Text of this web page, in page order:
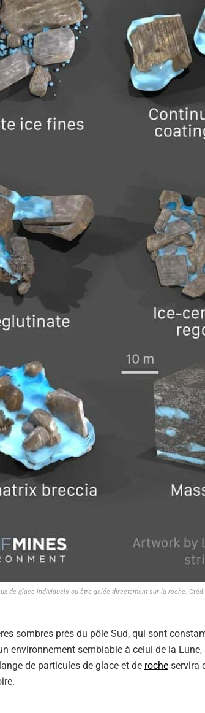
de glace individuels ou être gelée directement sur la roche.
sombres près du pôle Sud, qui sont
environnement semblable à celui de la
de particules de glace et de roche servira